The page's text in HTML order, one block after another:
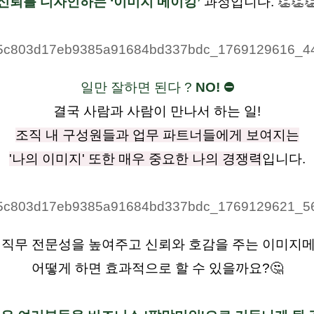
일만 잘하면 된다 ? NO! ⛔
결국 사람과 사람이 만나서 하는 일!
조직 내 구성원들과 업무 파트너들에게 보여지는
'나의 이미지' 또한 매우 중요한 나의 경쟁력입니다.
무 전문성을 높여주고 신뢰와 호감을 주는 이미지
어떻게 하면 효과적으로 할 수 있을까요?🤔